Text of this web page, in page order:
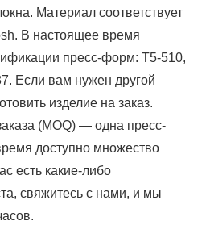
Материал соответствует
В настоящее время
пресс-форм: T5-510,
Если вам нужен другой
изделие на заказ.
(MOQ) — одна пресс-
доступно множество
есть какие-либо
свяжитесь с нами, и мы